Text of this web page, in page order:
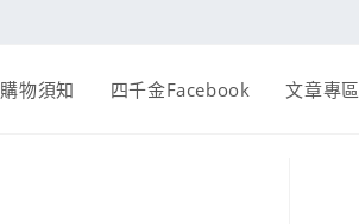
購物須知 四千金Facebook 文章專區